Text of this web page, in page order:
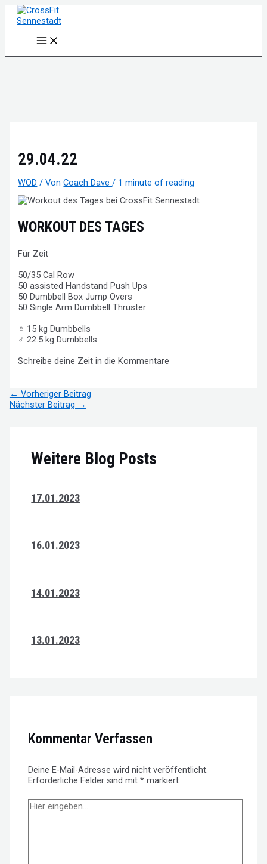
Zum
Inhalt
Main
Menu
29.04.22
WOD / VonCoach Dave/ 1 minute of reading
WORKOUT DES TAGES
Für Zeit
50/35 Cal Row
50 assisted Handstand Push Ups
50 Dumbbell Box Jump Overs
50 Single Arm Dumbbell Thruster
♀ 15 kg Dumbbells
♂ 22.5 kg Dumbbells
Schreibe deine Zeit in die Kommentare
Beitragsnavigation
← Vorheriger Beitrag
Nächster Beitrag →
Weitere Blog Posts
17.01.2023
16.01.2023
14.01.2023
13.01.2023
Kommentar Verfassen
Deine E-Mail-Adresse wird nicht veröffentlicht.
Erforderliche Felder sind mit* markiert
Hier